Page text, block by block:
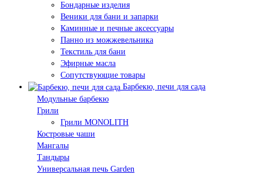
Бондарные изделия
Веники для бани и запарки
Каминные и печные аксессуары
Панно из можжевельника
Текстиль для бани
Эфирные масла
Сопутствующие товары
Барбекю, печи для сада
Модульные барбекю
Грили
Грили MONOLITH
Костровые чаши
Мангалы
Тандыры
Универсальная печь Garden